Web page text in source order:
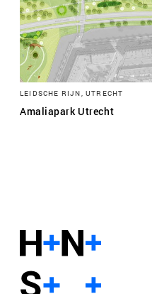
LEIDSCHE RIJN, UTRECHT
Amaliapark Utrecht